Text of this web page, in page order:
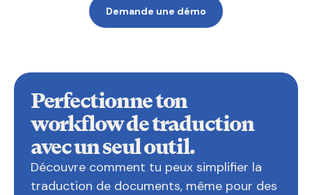
Demande une démo
Perfectionne ton
workflow de traduction
avec un seul outil.
Découvre comment tu peux simplifier la
traduction de documents, même pour des